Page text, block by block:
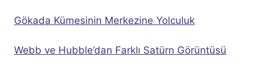
Gökada Kümesinin Merkezine Yolculuk
Webb ve Hubble’dan Farklı Satürn Görüntüsü